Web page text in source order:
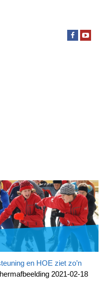
en HOE ziet zo’n
2021-02-18